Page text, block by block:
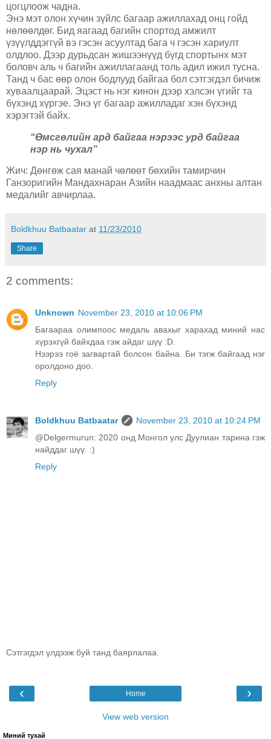
цогцлоож чадна.
Энэ мэт олон хүчин зүйлс багаар ажиллахад онц гойд
нөлөөлдөг. Бид яагаад багийн спортод амжилт
үзүүлддэггүй вэ гэсэн асуултад бага ч гэсэн хариулт
олдлоо. Дээр дурьдсан жишээнүүд бүгд спортынх мэт
боловч аль ч багийн ажиллагаанд толь адил ижил тусна.
Танд ч бас өөр олон бодлууд байгаа бол сэтгэгдэл бичиж
хуваалцаарай. Эцэст нь нэг кинон дээр хэлсэн үгийг та
бүхэнд хүргэе. Энэ үг багаар ажилладаг хэн бүхэнд
хэрэгтэй байх.
“Өмсгөлийн ард байгаа нэрээс урд байгаа
нэр нь чухал”
Жич: Дөнгөж сая манай чөлөөт бөхийн тамирчин
Ганзоригийн Мандахнаран Азийн наадмаас анхны алтан
медалийг авчирлаа.
Boldkhuu Batbaatar at 11/23/2010
Share
2 comments:
Unknown November 23, 2010 at 10:06 PM
Багаараа олимпоос медаль авахыг харахад миний нас
хүрэхгүй байхдаа гэж айдаг шүү :D.
Нээрээ гоё загвартай болсон байна. Би тэгж байгаад нэг
оролдоно доо.
Reply
Boldkhuu Batbaatar
November 23, 2010 at 10:24 PM
@Delgermurun: 2020 онд Монгол улс Дуулиан тарина гэж
найддаг шүү. :)
Reply
Сэтгэгдэл үлдээж буй танд баярлалаа.
‹ ›
Home
View web version
Миний тухай